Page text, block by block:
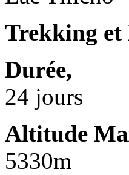
Trekking
Durée,
24 jours
Altitude
5330m